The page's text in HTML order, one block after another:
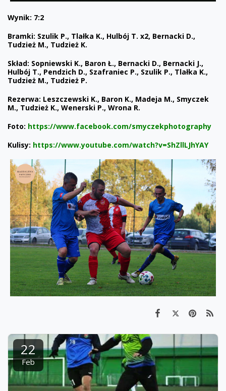
Wynik: 7:2
Bramki: Szulik P., Tlałka K., Hulbój T. x2, Bernacki D.,
Tudzież M., Tudzież K.
Skład: Sopniewski K., Baron Ł., Bernacki D., Bernacki J.,
Hulbój T., Pendzich D., Szafraniec P., Szulik P., Tlałka K.,
Tudzież M., Tudzież P.
Rezerwa: Leszczewski K., Baron K., Madeja M., Smyczek
M., Tudzież K., Wenerski P., Wrona R.
Foto: https://www.facebook.com/smyczekphotography
Kulisy: https://www.youtube.com/watch?v=ShZllLJhYAY
22
Feb